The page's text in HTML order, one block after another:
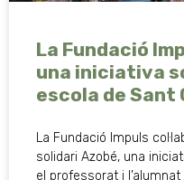
La Fundació
una iniciativa
escola de Sant
La Fundació Impuls
solidari Azobé, una
el professorat i l’alumnat